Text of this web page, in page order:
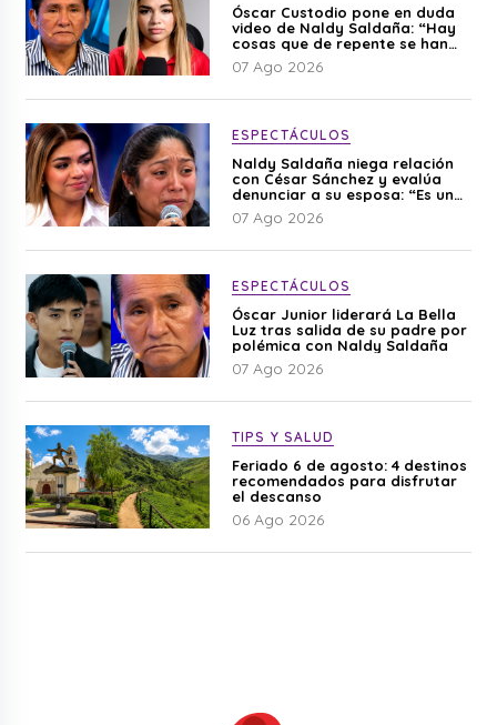
Óscar Custodio pone en duda
video de Naldy Saldaña: “Hay
cosas que de repente se han
editado”
07 Ago 2026
ESPECTÁCULOS
Naldy Saldaña niega relación
con César Sánchez y evalúa
denunciar a su esposa: “Es una
difamación”
07 Ago 2026
ESPECTÁCULOS
Óscar Junior liderará La Bella
Luz tras salida de su padre por
polémica con Naldy Saldaña
07 Ago 2026
TIPS Y SALUD
Feriado 6 de agosto: 4 destinos
recomendados para disfrutar
el descanso
06 Ago 2026